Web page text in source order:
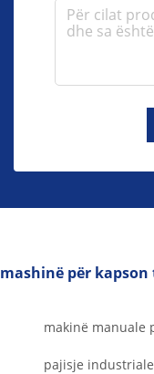
mashinë për
makinë manuale
pajisje